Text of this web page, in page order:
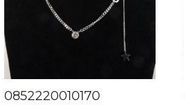
0852220010170